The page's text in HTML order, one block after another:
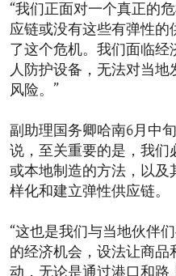
“我们正面对一个真正的
应链或没有这些有弹性的
了这个危机。我们面临
人防护设备，无法对当地
风险。”
副助理国务卿哈南6月中
说，至关重要的是，我们
或本地制造的方法，以及
样化和建立弹性供应链。
“这也是我们与当地伙伴
的经济机会，设法让商品